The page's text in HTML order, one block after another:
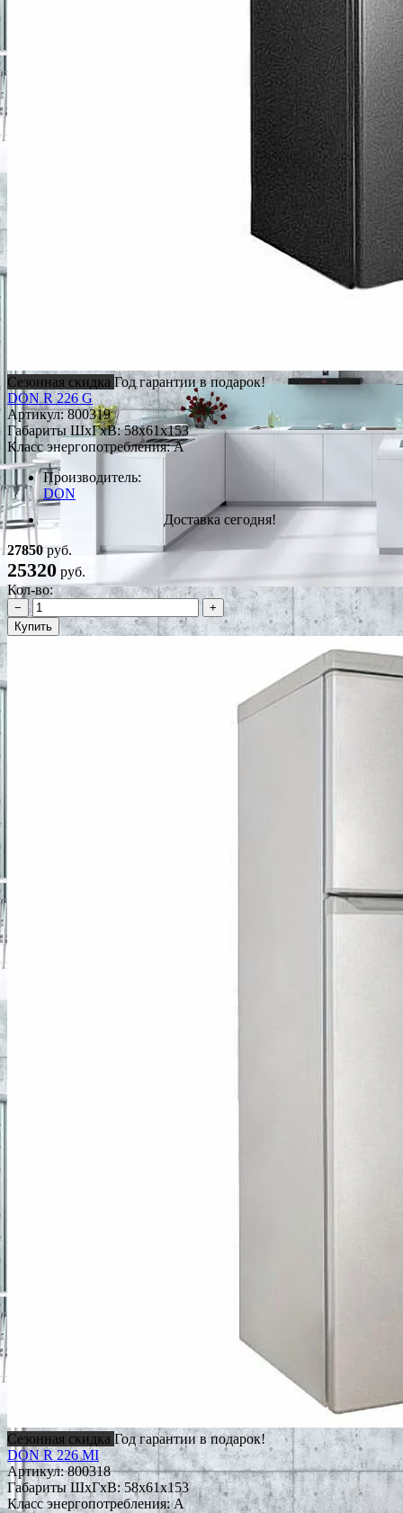
Сезонная скидка Год гарантии в подарок!
DON R 226 G
Артикул:800319
Габариты ШxГxВ: 58x61x153
Класс энергопотребления: A
Производитель:
DON
Доставка сегодня!
27850руб.
25320 руб.
Кол-во:
−
+
Купить
Сезонная скидка Год гарантии в подарок!
DON R 226 MI
Артикул:800318
Габариты ШxГxВ: 58x61x153
Класс энергопотребления: A